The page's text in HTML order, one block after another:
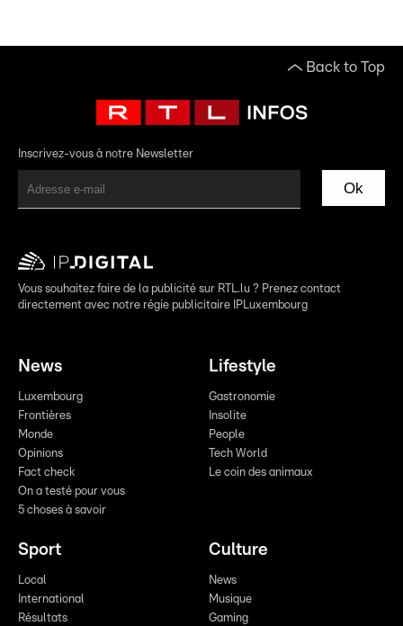
Back to Top
Inscrivez-vous à notre Newsletter
Ok
Vous souhaitez faire de la publicité sur RTL.lu ? Prenez contact
directement avec notre régie publicitaire IPLuxembourg
News
Luxembourg
Frontières
Monde
Opinions
Fact check
On a testé pour vous
5 choses à savoir
Lifestyle
Gastronomie
Insolite
People
Tech World
Le coin des animaux
Sport
Local
International
Résultats
Culture
News
Musique
Gaming